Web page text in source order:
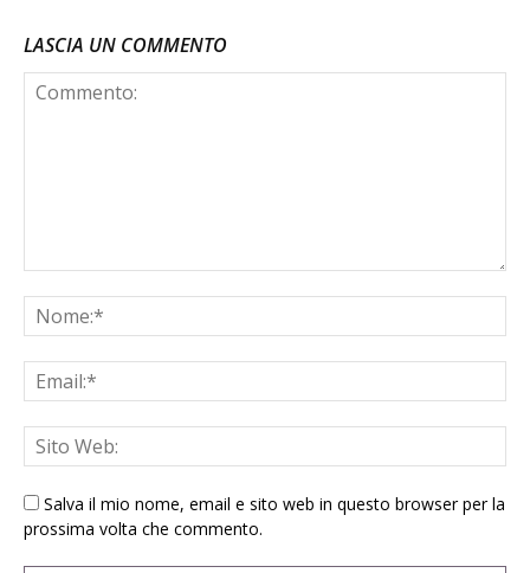
LASCIA UN COMMENTO
Salva il mio nome, email e sito web in questo browser per la
prossima volta che commento.